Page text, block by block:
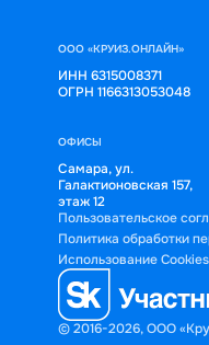
ООО «КРУИЗ.ОНЛАЙН»
ИНН 6315008371
ОГРН 1166313053048
ОФИСЫ
Самара, ул.
Галактионовская 157,
этаж 12
© 2016-2026, ООО
Пользовательское
Политика обработки
Использование Cookies